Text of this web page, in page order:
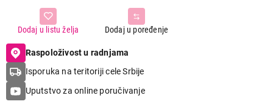
Dodaj u poređenje
Dodaj u listu želja
Raspoloživost u radnjama
Isporuka na teritoriji cele Srbije
Uputstvo za online poručivanje